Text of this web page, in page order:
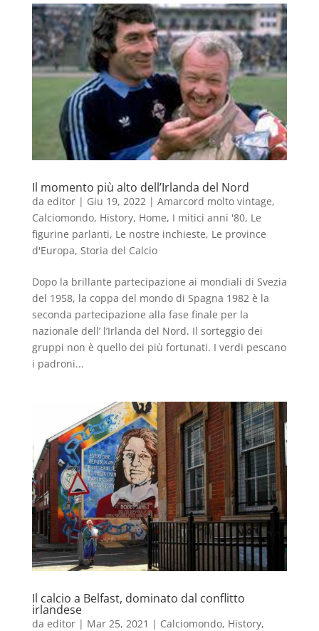
Il momento più alto dell’Irlanda del Nord
da editor| Giu 19, 2022| Amarcord molto vintage,
Calciomondo, History, Home, I mitici anni '80, Le
figurine parlanti, Le nostre inchieste, Le province
d'Europa, Storia del Calcio
Dopo la brillante partecipazione ai mondiali di Svezia
del 1958, la coppa del mondo di Spagna 1982 è la
seconda partecipazione alla fase finale per la
nazionale dell’ l’Irlanda del Nord. Il sorteggio dei
gruppi non è quello dei più fortunati. I verdi pescano
i padroni...
Il calcio a Belfast, dominato dal conflitto
irlandese
da editor| Mar 25, 2021 | Calciomondo, History,